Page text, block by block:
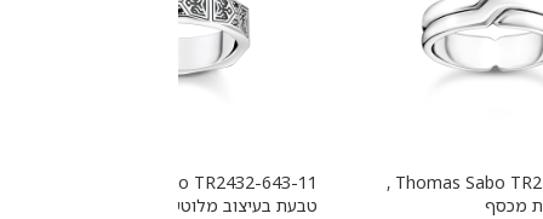
Thomas Sabo TR2492-001-21 ,
מכסף
טבעת בעיצוב מלוטש עם אבנים